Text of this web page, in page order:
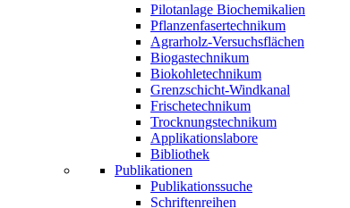
Pilotanlage Biochemikalien
Pflanzenfasertechnikum
Agrarholz-Versuchsflächen
Biogastechnikum
Biokohletechnikum
Grenzschicht-Windkanal
Frischetechnikum
Trocknungstechnikum
Applikationslabore
Bibliothek
Publikationen
Publikationssuche
Schriftenreihen